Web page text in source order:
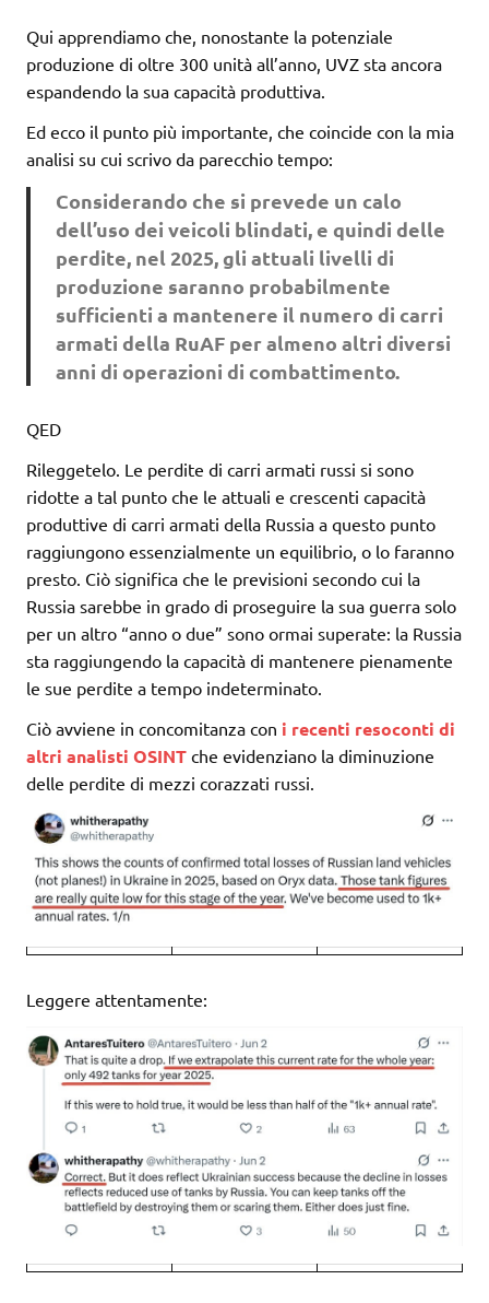
Qui apprendiamo che, nonostante la potenziale
produzione di oltre 300 unità all’anno, UVZ sta ancora
espandendo la sua capacità produttiva.
Ed ecco il punto più importante, che coincide con la mia
analisi su cui scrivo da parecchio tempo:
Considerando che si prevede un calo
dell’uso dei veicoli blindati, e quindi delle
perdite, nel 2025, gli attuali livelli di
produzione saranno probabilmente
sufficienti a mantenere il numero di carri
armati della RuAF per almeno altri diversi
anni di operazioni di combattimento.
QED
Rileggetelo. Le perdite di carri armati russi si sono
ridotte a tal punto che le attuali e crescenti capacità
produttive di carri armati della Russia a questo punto
raggiungono essenzialmente un equilibrio, o lo faranno
presto. Ciò significa che le previsioni secondo cui la
Russia sarebbe in grado di proseguire la sua guerra solo
per un altro “anno o due” sono ormai superate: la Russia
sta raggiungendo la capacità di mantenere pienamente
le sue perdite a tempo indeterminato.
Ciò avviene in concomitanza con i recenti resoconti di
altri analisti OSINT che evidenziano la diminuzione
delle perdite di mezzi corazzati russi.
Leggere attentamente: